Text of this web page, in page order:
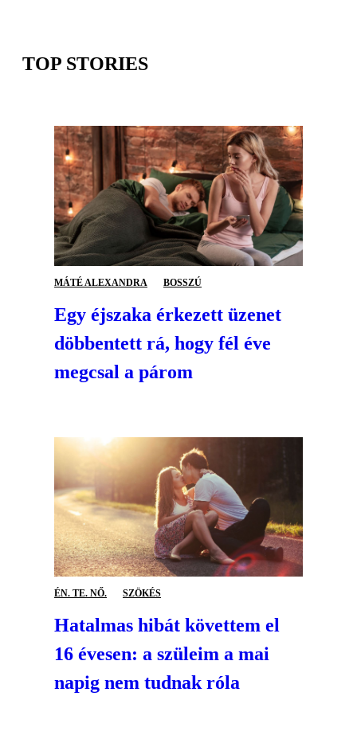
TOP STORIES
MÁTÉ ALEXANDRA BOSSZÚ
Egy éjszaka érkezett üzenet
döbbentett rá, hogy fél éve
megcsal a párom
ÉN. TE. NŐ. SZÖKÉS
Hatalmas hibát követtem el
16 évesen: a szüleim a mai
napig nem tudnak róla